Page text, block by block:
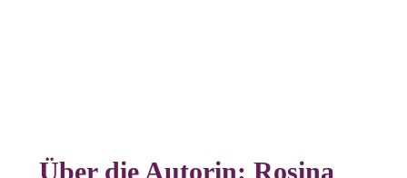
Über die Autorin: Rosina